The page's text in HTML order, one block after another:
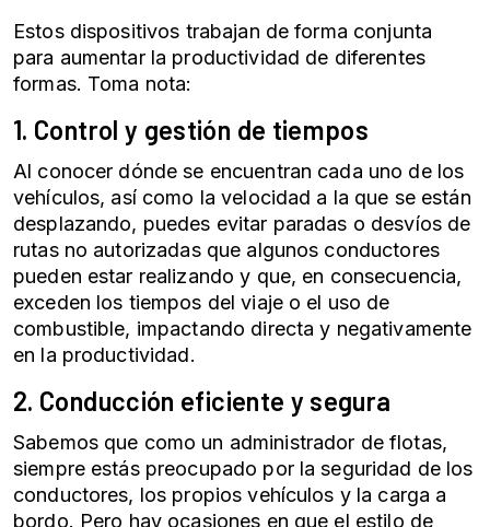
Estos dispositivos trabajan de forma conjunta
para aumentar la productividad de diferentes
formas. Toma nota:
1. Control y gestión de tiempos
Al conocer dónde se encuentran cada uno de los
vehículos, así como la velocidad a la que se están
desplazando, puedes evitar paradas o desvíos de
rutas no autorizadas que algunos conductores
pueden estar realizando y que, en consecuencia,
exceden los tiempos del viaje o el uso de
combustible, impactando directa y negativamente
en la productividad.
2. Conducción eficiente y segura
Sabemos que como un administrador de flotas,
siempre estás preocupado por la seguridad de los
conductores, los propios vehículos y la carga a
bordo. Pero hay ocasiones en que el estilo de